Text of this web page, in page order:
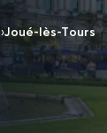
›Joué-lès-Tours